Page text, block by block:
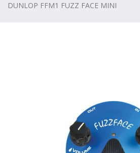
DUNLOP FFM1 FUZZ FACE MINI